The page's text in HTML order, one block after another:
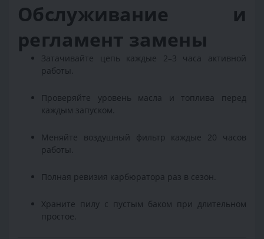
Обслуживание и
регламент замены
Затачивайте цепь каждые 2–3 часа активной
работы.
Проверяйте уровень масла и топлива перед
каждым запуском.
Меняйте воздушный фильтр каждые 20 часов
работы.
Полная ревизия карбюратора раз в сезон.
Храните пилу с пустым баком при длительном
простое.